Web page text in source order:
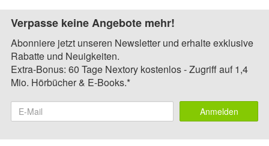
Verpasse keine Angebote mehr!
Abonniere jetzt unseren Newsletter und erhalte exklusive
Rabatte und Neuigkeiten.
Extra-Bonus: 60 Tage Nextory kostenlos - Zugriff auf 1,4
Mio. Hörbücher & E-Books.*
Anmelden